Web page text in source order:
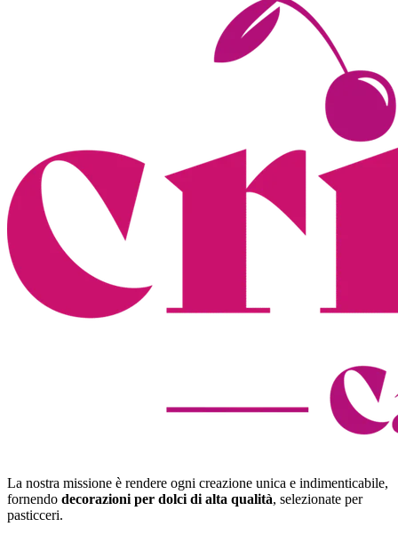
La nostra missione è rendere ogni creazione unica e indimenticabile,
fornendo decorazioni per dolci di alta qualità, selezionate per
pasticceri.